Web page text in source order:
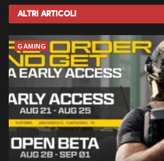
Altri Articoli
GAMING